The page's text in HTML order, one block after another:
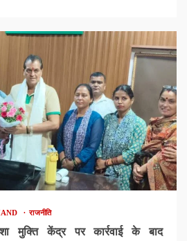
राजनीति
मुक्ति केंद्र पर कार्रवाई के बाद